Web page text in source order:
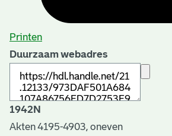
Printen
Duurzaam webadres
1942N
Akten 4195-4903, oneven